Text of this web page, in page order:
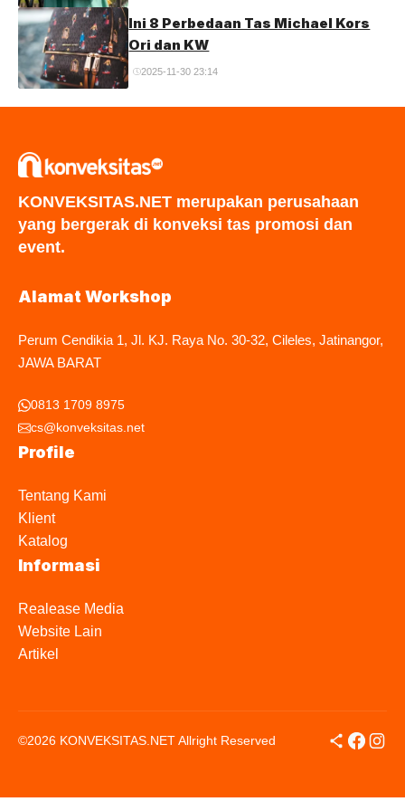
Ini 8 Perbedaan Tas Michael Kors
Ori dan KW
2025-11-30 23:14
KONVEKSITAS.NET merupakan perusahaan
yang bergerak di konveksi tas promosi dan
event.
Alamat Workshop
Perum Cendikia 1, Jl. KJ. Raya No. 30-32, Cileles, Jatinangor,
JAWA BARAT
0813 1709 8975
cs@konveksitas.net
Profile
Tentang Kami
Klient
Katalog
Informasi
Realease Media
Website Lain
Artikel
©2026 KONVEKSITAS.NET Allright Reserved Share Icon